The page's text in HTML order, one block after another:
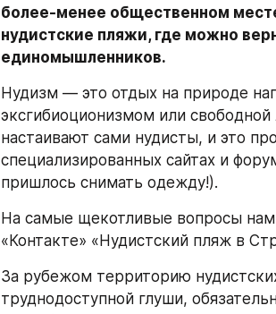
более-менее общественном
нудистские пляжи, где можно
единомышленников.
Нудизм — это отдых на природе
эксгибиоционизмом или
настаивают сами нудисты, и это
специализированных сайтах и
пришлось снимать одежду!).
На самые щекотливые вопросы
«Контакте» «Нудистский пляж в
За рубежом территорию
труднодоступной глуши,